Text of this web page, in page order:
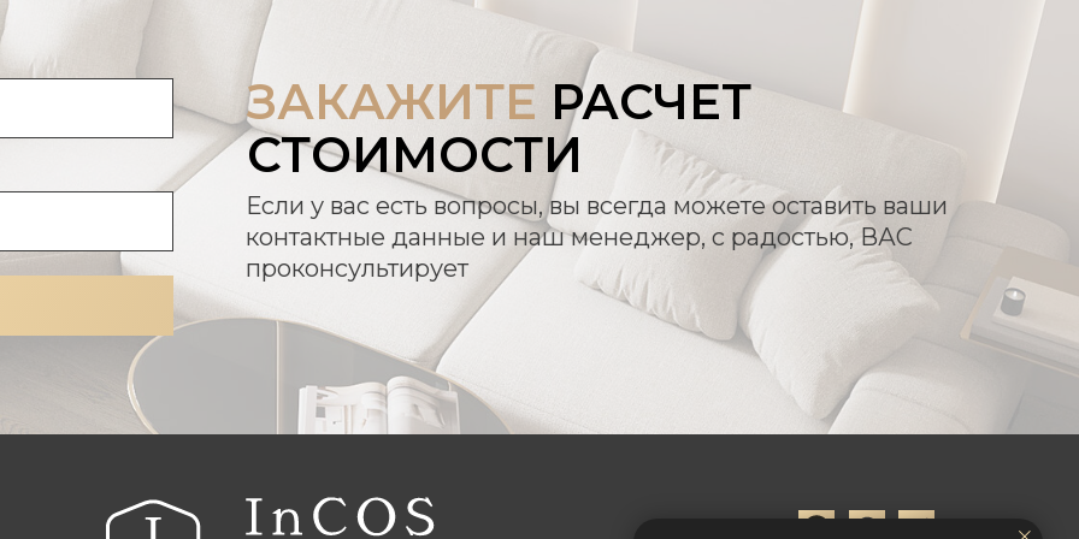
ЗАКАЖИТЕ РАСЧЕТ
СТОИМОСТИ
Если у вас есть вопросы, вы всегда можете оставить ваши
контактные данные и наш менеджер, с радостью, ВАС
проконсультирует